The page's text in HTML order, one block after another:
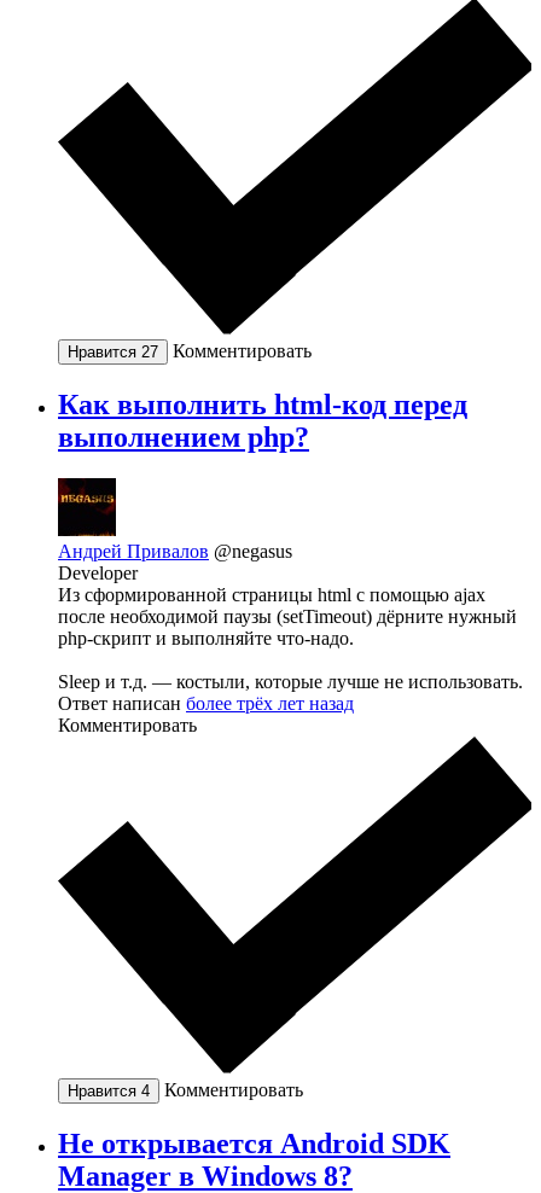
Нравится 27 Комментировать
Как выполнить html-код перед
выполнением php?
Андрей Привалов @negasus
Developer
Из сформированной страницы html с помощью ajax
после необходимой паузы (setTimeout) дёрните нужный
php-скрипт и выполняйте что-надо.
Sleep и т.д. — костыли, которые лучше не использовать.
Ответ написан более трёх лет назад
Комментировать
Нравится 4 Комментировать
Не открывается Android SDK
Manager в Windows 8?